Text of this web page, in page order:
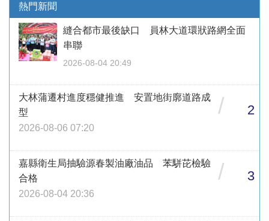
熱門新聞
縫合都市最後缺口 員林大道環狀路網全面
串聯
2026-08-04 20:49
大林蒲遷村進度穩健推進 安置地街廓道路成
型
2026-08-06 07:20
/ 2
嘉縣衛生局抽驗源春製油廠油品 苯駢芘檢驗
合格
2026-08-04 20:36
/ 3